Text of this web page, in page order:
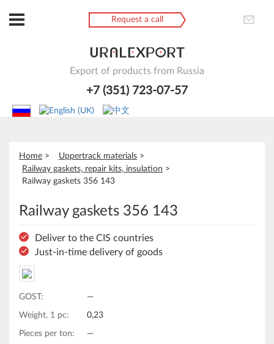
Request a call
Export of products from Russia
+7 (351) 723-07-57
Home
Uppertrack materials
Railway gaskets, repair kits, insulation
Railway gaskets 356 143
Railway gaskets 356 143
Deliver to the CIS countries
Just-in-time delivery of goods
GOST: —
Weight, 1 pc: 0,23
Pieces per ton: —